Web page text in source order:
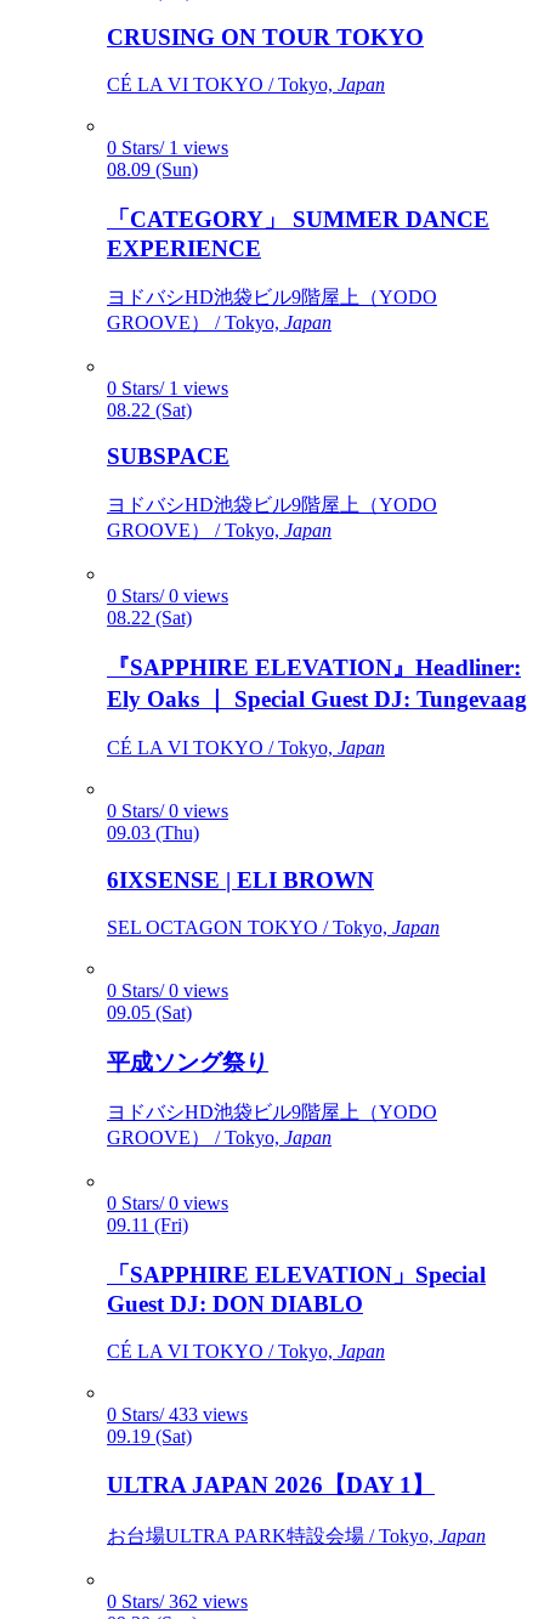
CRUSING ON TOUR TOKYO
CÉ LA VI TOKYO / Tokyo, Japan
0 Stars/ 1 views
08.09 (Sun)
「CATEGORY」 SUMMER DANCE
EXPERIENCE
ヨドバシHD池袋ビル9階屋上（YODO
GROOVE） / Tokyo, Japan
0 Stars/ 1 views
08.22 (Sat)
SUBSPACE
ヨドバシHD池袋ビル9階屋上（YODO
GROOVE） / Tokyo, Japan
0 Stars/ 0 views
08.22 (Sat)
『SAPPHIRE ELEVATION』Headliner:
Ely Oaks ｜ Special Guest DJ: Tungevaag
CÉ LA VI TOKYO / Tokyo, Japan
0 Stars/ 0 views
09.03 (Thu)
6IXSENSE | ELI BROWN
SEL OCTAGON TOKYO / Tokyo, Japan
0 Stars/ 0 views
09.05 (Sat)
平成ソング祭り
ヨドバシHD池袋ビル9階屋上（YODO
GROOVE） / Tokyo, Japan
0 Stars/ 0 views
09.11 (Fri)
「SAPPHIRE ELEVATION」Special
Guest DJ: DON DIABLO
CÉ LA VI TOKYO / Tokyo, Japan
0 Stars/ 433 views
09.19 (Sat)
ULTRA JAPAN 2026【DAY 1】
お台場ULTRA PARK特設会場 / Tokyo, Japan
0 Stars/ 362 views